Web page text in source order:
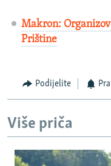
Makron:
Prištine
Podijelite
Više priča